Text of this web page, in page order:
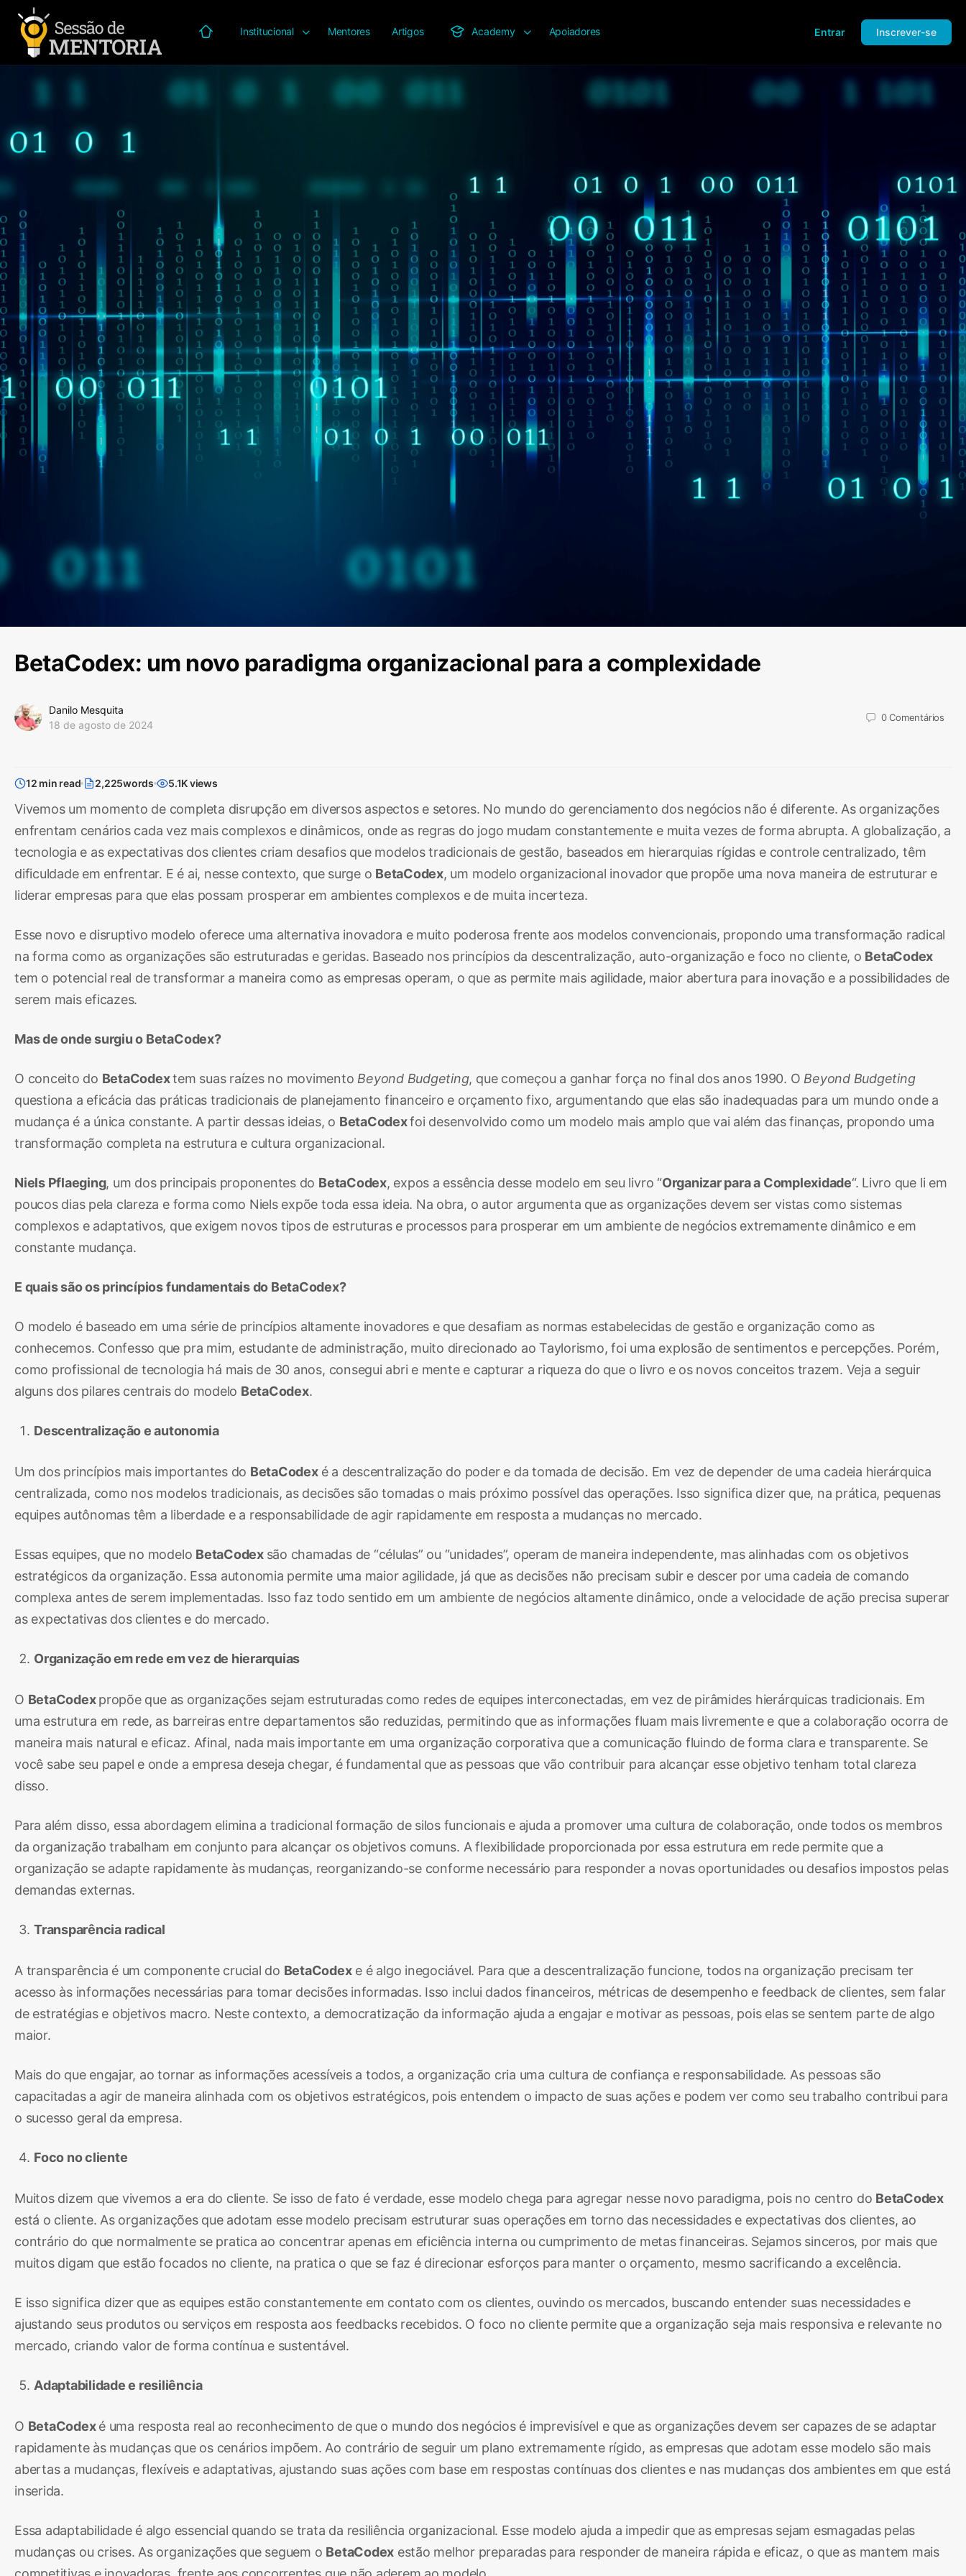
Página inicial
Institucional Mentores Artigos Academy Apoiadores Entrar Inscrever-se
BetaCodex: um novo paradigma organizacional para a complexidade
Danilo Mesquita
18 de agosto de 2024
0Comentários
12 min read 2,225words 5.1K views
Vivemos um momento de completa disrupção em diversos aspectos e setores. No mundo do gerenciamento dos negócios não é diferente. As organizações
enfrentam cenários cada vez mais complexos e dinâmicos, onde as regras do jogo mudam constantemente e muita vezes de forma abrupta. A globalização, a
tecnologia e as expectativas dos clientes criam desafios que modelos tradicionais de gestão, baseados em hierarquias rígidas e controle centralizado, têm
dificuldade em enfrentar. E é ai, nesse contexto, que surge o BetaCodex, um modelo organizacional inovador que propõe uma nova maneira de estruturar e
liderar empresas para que elas possam prosperar em ambientes complexos e de muita incerteza.
Esse novo e disruptivo modelo oferece uma alternativa inovadora e muito poderosa frente aos modelos convencionais, propondo uma transformação radical
na forma como as organizações são estruturadas e geridas. Baseado nos princípios da descentralização, auto-organização e foco no cliente, o BetaCodex
tem o potencial real de transformar a maneira como as empresas operam, o que as permite mais agilidade, maior abertura para inovação e a possibilidades de
serem mais eficazes.
Mas de onde surgiu o BetaCodex?
O conceito do BetaCodextem suas raízes no movimentoBeyond Budgeting, que começou a ganhar força no final dos anos 1990. OBeyond Budgeting
questiona a eficácia das práticas tradicionais de planejamento financeiro e orçamento fixo, argumentando que elas são inadequadas para um mundo onde a
mudança é a única constante. A partir dessas ideias, o BetaCodexfoi desenvolvido como um modelo mais amplo que vai além das finanças, propondo uma
transformação completa na estrutura e cultura organizacional.
Niels Pflaeging, um dos principais proponentes do BetaCodex, expos a essência desse modelo em seu livro “Organizar para a Complexidade“. Livro que li em
poucos dias pela clareza e forma como Niels expõe toda essa ideia. Na obra, o autor argumenta que as organizações devem ser vistas como sistemas
complexos e adaptativos, que exigem novos tipos de estruturas e processos para prosperar em um ambiente de negócios extremamente dinâmico e em
constante mudança.
E quais são os princípios fundamentais do BetaCodex?
O modelo é baseado em uma série de princípios altamente inovadores e que desafiam as normas estabelecidas de gestão e organização como as
conhecemos. Confesso que pra mim, estudante de administração, muito direcionado ao Taylorismo, foi uma explosão de sentimentos e percepções. Porém,
como profissional de tecnologia há mais de 30 anos, consegui abri e mente e capturar a riqueza do que o livro e os novos conceitos trazem. Veja a seguir
alguns dos pilares centrais do modelo BetaCodex.
Descentralização e autonomia
Um dos princípios mais importantes do BetaCodex é a descentralização do poder e da tomada de decisão. Em vez de depender de uma cadeia hierárquica
centralizada, como nos modelos tradicionais, as decisões são tomadas o mais próximo possível das operações. Isso significa dizer que, na prática, pequenas
equipes autônomas têm a liberdade e a responsabilidade de agir rapidamente em resposta a mudanças no mercado.
Essas equipes, que no modelo BetaCodex são chamadas de “células” ou “unidades”, operam de maneira independente, mas alinhadas com os objetivos
estratégicos da organização. Essa autonomia permite uma maior agilidade, já que as decisões não precisam subir e descer por uma cadeia de comando
complexa antes de serem implementadas. Isso faz todo sentido em um ambiente de negócios altamente dinâmico, onde a velocidade de ação precisa superar
as expectativas dos clientes e do mercado.
Organização em rede em vez de hierarquias
O BetaCodexpropõe que as organizações sejam estruturadas como redes de equipes interconectadas, em vez de pirâmides hierárquicas tradicionais. Em
uma estrutura em rede, as barreiras entre departamentos são reduzidas, permitindo que as informações fluam mais livremente e que a colaboração ocorra de
maneira mais natural e eficaz. Afinal, nada mais importante em uma organização corporativa que a comunicação fluindo de forma clara e transparente. Se
você sabe seu papel e onde a empresa deseja chegar, é fundamental que as pessoas que vão contribuir para alcançar esse objetivo tenham total clareza
disso.
Para além disso, essa abordagem elimina a tradicional formação de silos funcionais e ajuda a promover uma cultura de colaboração, onde todos os membros
da organização trabalham em conjunto para alcançar os objetivos comuns. A flexibilidade proporcionada por essa estrutura em rede permite que a
organização se adapte rapidamente às mudanças, reorganizando-se conforme necessário para responder a novas oportunidades ou desafios impostos pelas
demandas externas.
Transparência radical
A transparência é um componente crucial do BetaCodexe é algo inegociável. Para que a descentralização funcione, todos na organização precisam ter
acesso às informações necessárias para tomar decisões informadas. Isso inclui dados financeiros, métricas de desempenho e feedback de clientes, sem falar
de estratégias e objetivos macro. Neste contexto, a democratização da informação ajuda a engajar e motivar as pessoas, pois elas se sentem parte de algo
maior.
Mais do que engajar, ao tornar as informações acessíveis a todos, a organização cria uma cultura de confiança e responsabilidade. As pessoas são
capacitadas a agir de maneira alinhada com os objetivos estratégicos, pois entendem o impacto de suas ações e podem ver como seu trabalho contribui para
o sucesso geral da empresa.
Foco no cliente
Muitos dizem que vivemos a era do cliente. Se isso de fato é verdade, esse modelo chega para agregar nesse novo paradigma, pois no centro do BetaCodex
está o cliente. As organizações que adotam esse modelo precisam estruturar suas operações em torno das necessidades e expectativas dos clientes, ao
contrário do que normalmente se pratica ao concentrar apenas em eficiência interna ou cumprimento de metas financeiras. Sejamos sinceros, por mais que
muitos digam que estão focados no cliente, na pratica o que se faz é direcionar esforços para manter o orçamento, mesmo sacrificando a excelência.
E isso significa dizer que as equipes estão constantemente em contato com os clientes, ouvindo os mercados, buscando entender suas necessidades e
ajustando seus produtos ou serviços em resposta aos feedbacks recebidos. O foco no cliente permite que a organização seja mais responsiva e relevante no
mercado, criando valor de forma contínua e sustentável.
Adaptabilidade e resiliência
O BetaCodexé uma resposta real ao reconhecimento de que o mundo dos negócios é imprevisível e que as organizações devem ser capazes de se adaptar
rapidamente às mudanças que os cenários impõem. Ao contrário de seguir um plano extremamente rígido, as empresas que adotam esse modelo são mais
abertas a mudanças, flexíveis e adaptativas, ajustando suas ações com base em respostas contínuas dos clientes e nas mudanças dos ambientes em que está
inserida.
Essa adaptabilidade é algo essencial quando se trata da resiliência organizacional. Esse modelo ajuda a impedir que as empresas sejam esmagadas pelas
mudanças ou crises. As organizações que seguem o BetaCodex estão melhor preparadas para responder de maneira rápida e eficaz, o que as mantem mais